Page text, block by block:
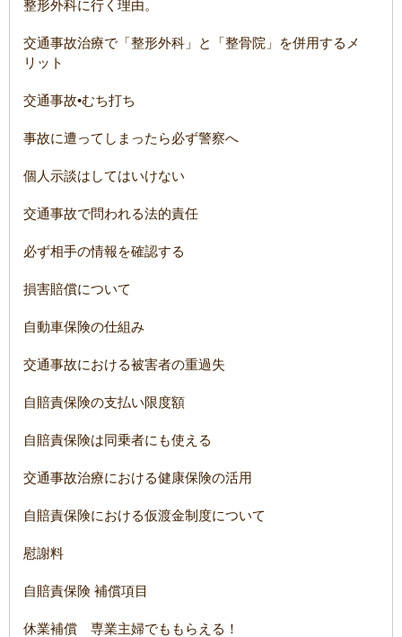
整形外科に行く理由。
交通事故治療で「整形外科」と「整骨院」を併用するメ
リット
交通事故•むち打ち
事故に遭ってしまったら必ず警察へ
個人示談はしてはいけない
交通事故で問われる法的責任
必ず相手の情報を確認する
損害賠償について
自動車保険の仕組み
交通事故における被害者の重過失
自賠責保険の支払い限度額
自賠責保険は同乗者にも使える
交通事故治療における健康保険の活用
自賠責保険における仮渡金制度について
慰謝料
自賠責保険 補償項目
休業補償 専業主婦でももらえる！